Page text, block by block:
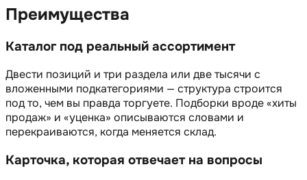
Преимущества
Каталог под реальный ассортимент
Двести позиций и три раздела или две тысячи с
вложенными подкатегориями — структура строится
под то, чем вы правда торгуете. Подборки вроде «хиты
продаж» и «уценка» описываются словами и
перекраиваются, когда меняется склад.
Карточка, которая отвечает на вопросы